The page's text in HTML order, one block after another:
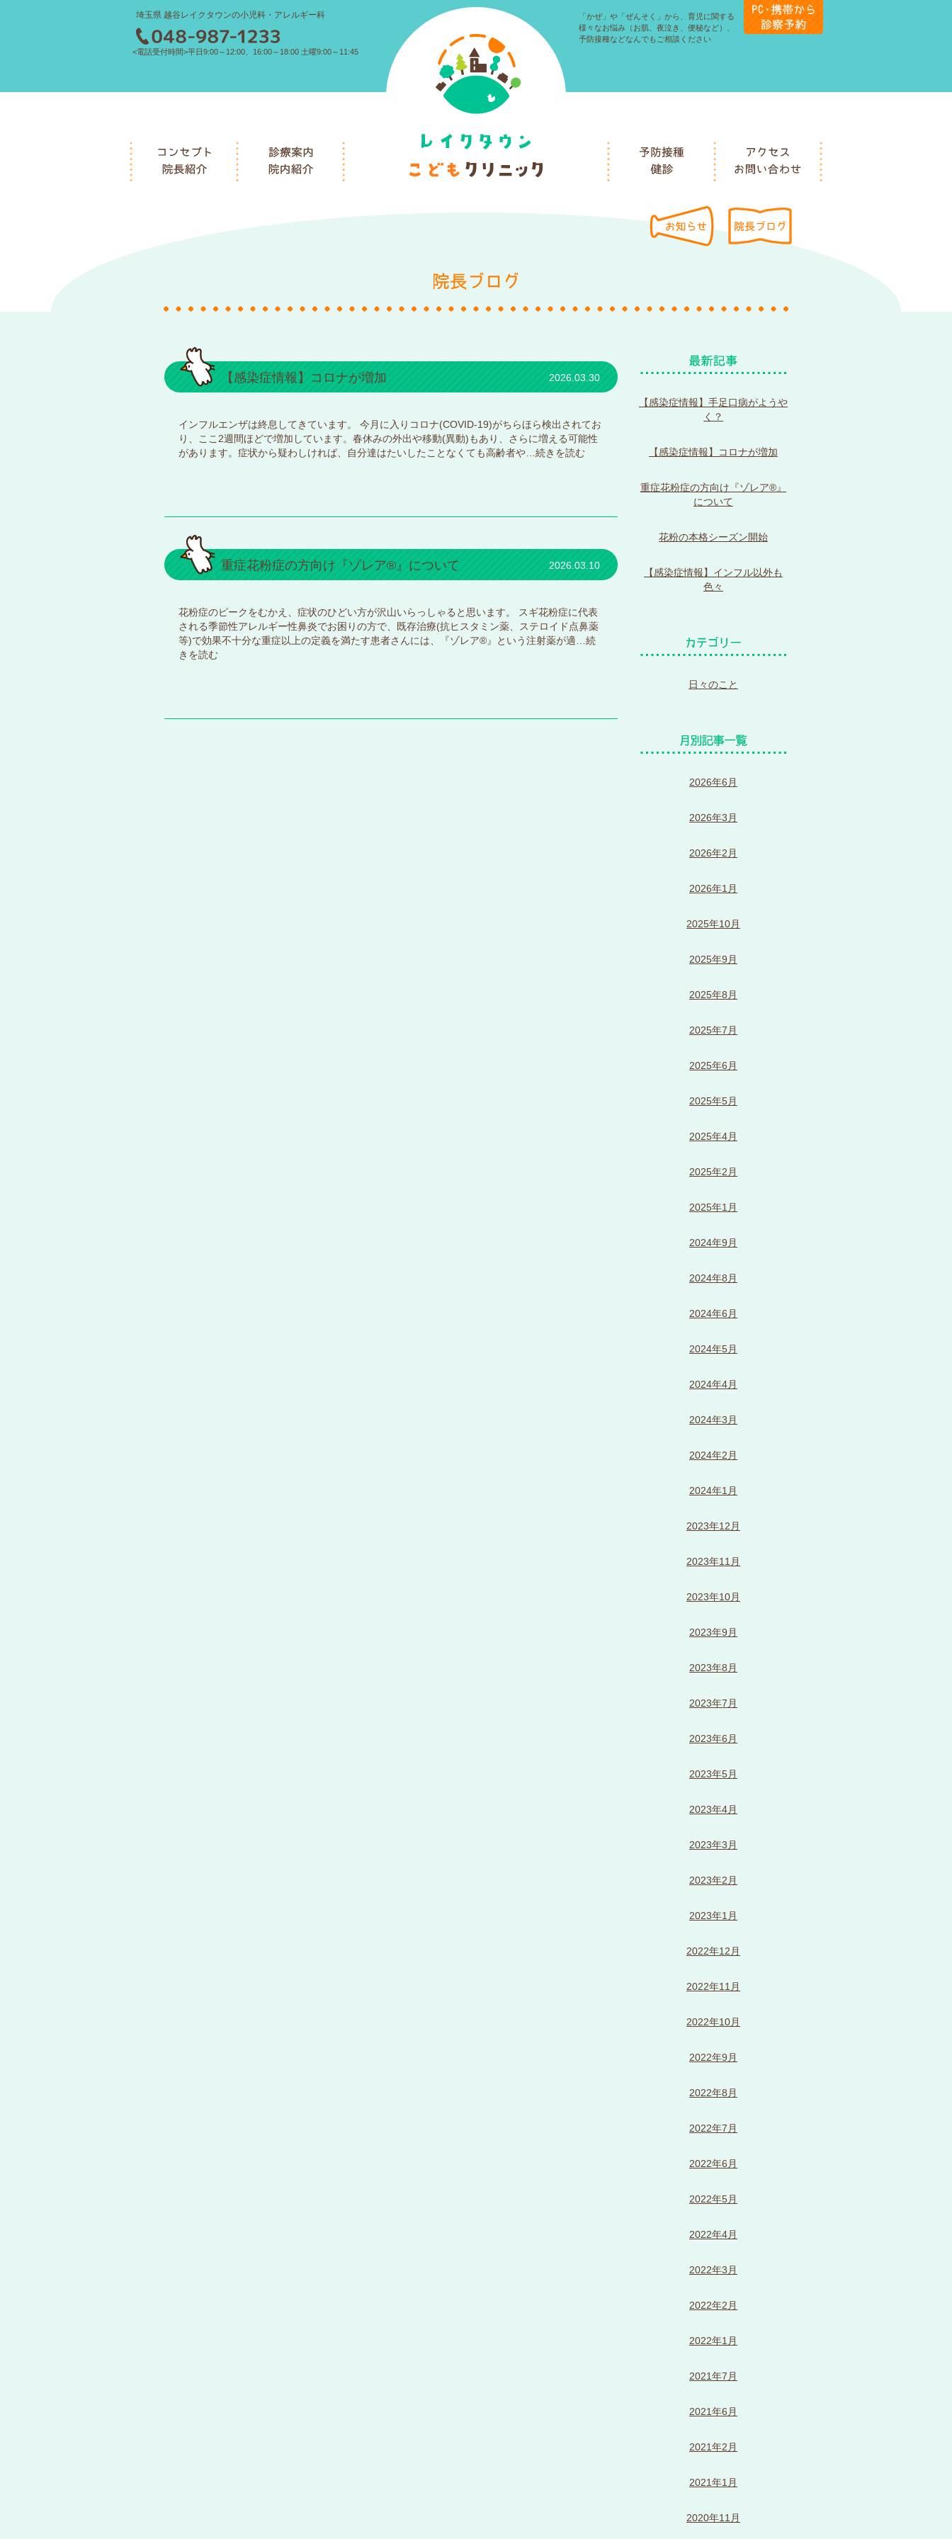
埼玉県 越谷レイクタウンの小児科・アレルギー科
「かぜ」や「ぜんそく」から、育児に関する
様々なお悩み（お肌、夜泣き、便秘など）、
予防接種などなんでもご相談ください
<電話受付時間>平日9:00～12:00、16:00～18:00 土曜9:00～11:45
【感染症情報】コロナが増加 2026.03.30
インフルエンザは終息してきています。 今月に入りコロナ(COVID-19)がちらほら検出されてお
り、ここ2週間ほどで増加しています。春休みの外出や移動(異動)もあり、さらに増える可能性
があります。症状から疑わしければ、自分達はたいしたことなくても高齢者や… 続きを読む
重症花粉症の方向け『ゾレア®』について 2026.03.10
花粉症のピークをむかえ、症状のひどい方が沢山いらっしゃると思います。 スギ花粉症に代表
される季節性アレルギー性鼻炎でお困りの方で、既存治療(抗ヒスタミン薬、ステロイド点鼻薬
等)で効果不十分な重症以上の定義を満たす患者さんには、『ゾレア®』という注射薬が適… 続
きを読む
【感染症情報】手足口病がようや
く？
【感染症情報】コロナが増加
重症花粉症の方向け『ゾレア®』
について
花粉の本格シーズン開始
【感染症情報】インフル以外も
色々
日々のこと
2026年6月
2026年3月
2026年2月
2026年1月
2025年10月
2025年9月
2025年8月
2025年7月
2025年6月
2025年5月
2025年4月
2025年2月
2025年1月
2024年9月
2024年8月
2024年6月
2024年5月
2024年4月
2024年3月
2024年2月
2024年1月
2023年12月
2023年11月
2023年10月
2023年9月
2023年8月
2023年7月
2023年6月
2023年5月
2023年4月
2023年3月
2023年2月
2023年1月
2022年12月
2022年11月
2022年10月
2022年9月
2022年8月
2022年7月
2022年6月
2022年5月
2022年4月
2022年3月
2022年2月
2022年1月
2021年7月
2021年6月
2021年2月
2021年1月
2020年11月